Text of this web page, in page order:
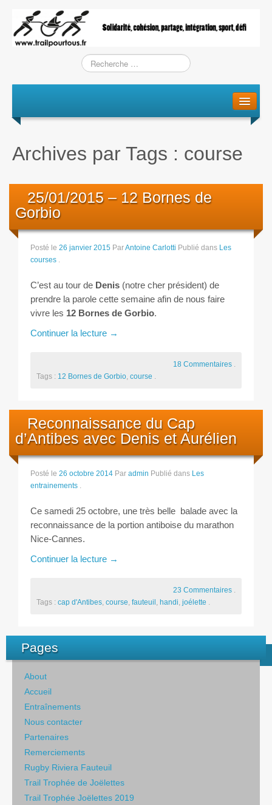
L’Association
L’équipe
Training / Courses
Entraînements
Rugby Riviera Fauteuil
On parle de nous
Partenaires & remerciements
Remerciements
Contact
Archives par Tags : course
25/01/2015 – 12 Bornes de
Gorbio
Posté le 26 janvier 2015 ParAntoine Carlotti Publié dans Les
courses .
C’est au tour de Denis (notre cher président) de
prendre la parole cette semaine afin de nous faire
vivre les 12 Bornes de Gorbio.
Continuer la lecture →
18 Commentaires .
Tags : 12 Bornes de Gorbio, course .
Reconnaissance du Cap
d’Antibes avec Denis et Aurélien
Posté le 26 octobre 2014 Par admin Publié dans Les
entrainements .
Ce samedi 25 octobre, une très belle balade avec la
reconnaissance de la portion antiboise du marathon
Nice-Cannes.
Continuer la lecture →
23 Commentaires .
Tags : cap d'Antibes, course, fauteuil , handi, joélette .
Pages
About
Accueil
Entraînements
Nous contacter
Partenaires
Remerciements
Rugby Riviera Fauteuil
Trail Trophée de Joëlettes
Trail Trophée Joëlettes 2019